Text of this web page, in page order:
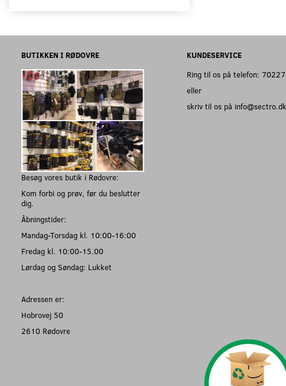
BUTIKKEN I RØDOVRE
Besøg vores butik i Rødovre:
Kom forbi og prøv, før du beslutter
dig.
Åbningstider:
Mandag-Torsdag kl. 10:00-16:00
Fredag kl. 10:00-15.00
Lørdag og Søndag: Lukket
Adressen er:
Hobrovej 50
2610 Rødovre
KUNDESERVICE
Ring til os på telefon:
eller
skriv til os på info@sectro.dk